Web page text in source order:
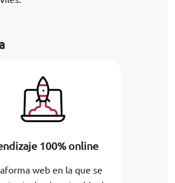
100% online
web en la que se